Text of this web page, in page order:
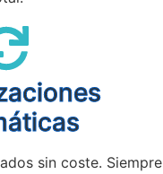
sin coste. Siempre